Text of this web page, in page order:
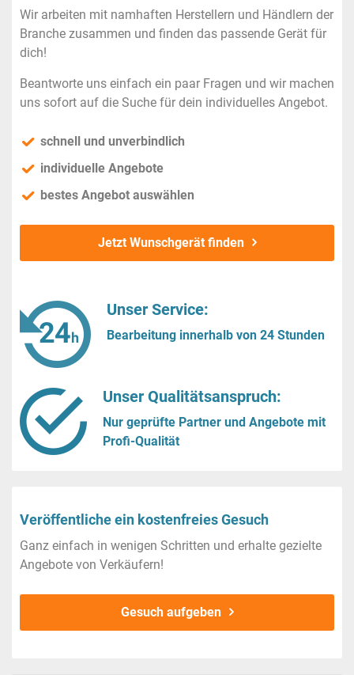
Wir arbeiten mit namhaften Herstellern und Händlern der
Branche zusammen und finden das passende Gerät für
dich!
Beantworte uns einfach ein paar Fragen und wir machen
uns sofort auf die Suche für dein individuelles Angebot.
schnell und unverbindlich
individuelle Angebote
bestes Angebot auswählen
Jetzt Wunschgerät finden
Unser Service:
Bearbeitung innerhalb von 24 Stunden
Unser Qualitätsanspruch:
Nur geprüfte Partner und Angebote mit
Profi-Qualität
Veröffentliche ein kostenfreies Gesuch
Ganz einfach in wenigen Schritten und erhalte gezielte
Angebote von Verkäufern!
Gesuch aufgeben